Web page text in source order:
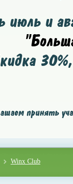
июль и
30%
принять
Winx Club